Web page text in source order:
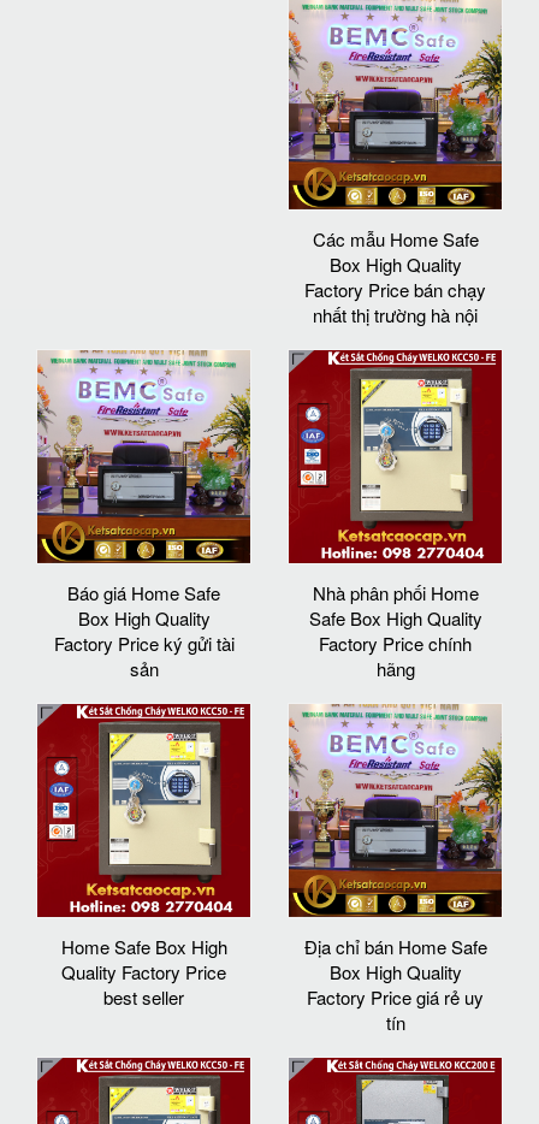
Các mẫu Home Safe
Box High Quality
Factory Price bán chạy
nhất thị trường hà nội
Báo giá Home Safe
Box High Quality
Factory Price ký gửi tài
sản
Nhà phân phối Home
Safe Box High Quality
Factory Price chính
hãng
Home Safe Box High
Quality Factory Price
best seller
Địa chỉ bán Home Safe
Box High Quality
Factory Price giá rẻ uy
tín